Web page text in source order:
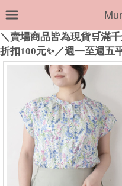
上架時間 銷售件數 銷售
樣式尺寸篩選
黑16
1.白
白03 炭灰
上衣(14)
全部尺寸 S
白OWHT